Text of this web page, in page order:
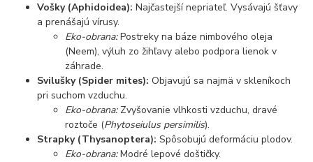
Vošky (Aphidoidea): Najčastejší nepriateľ. Vysávajú šťavy
a prenášajú vírusy.
Eko-obrana:Postreky na báze nimbového oleja
(Neem), výluh zo žihľavy alebo podpora lienok v
záhrade.
Svilušky (Spider mites): Objavujú sa najmä v skleníkoch
pri suchom vzduchu.
Eko-obrana:Zvyšovanie vlhkosti vzduchu, dravé
roztoče (Phytoseiulus persimilis).
Strapky (Thysanoptera): Spôsobujú deformáciu plodov.
Eko-obrana:Modré lepové doštičky.